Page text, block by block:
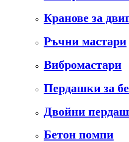
Кранове за
Ръчни мастари
Вибромастари
Пердашки за
Двойни
Бетон помпи